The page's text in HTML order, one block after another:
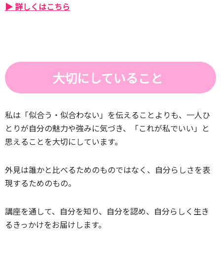
▶ 詳しくはこちら
大切にしていること
私は「似合う・似合わない」を伝えることよりも、一人ひ
とりが自分の魅力や強みに気づき、「これが私でいい」と
思えることを大切にしています。
外見は誰かと比べるためのものではなく、自分らしさを表
現するためのもの。
講座を通して、自分を知り、自分を認め、自分らしく生き
るきっかけをお届けします。